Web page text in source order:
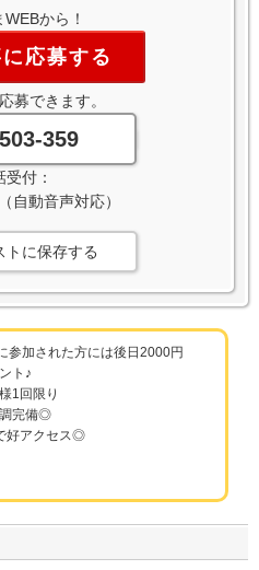
から！
応募する
募できます。
359
受付：
自動音声対応）
トに保存する
参加された方には後日2000円
ト♪
1回限り
調完備◎
好アクセス◎